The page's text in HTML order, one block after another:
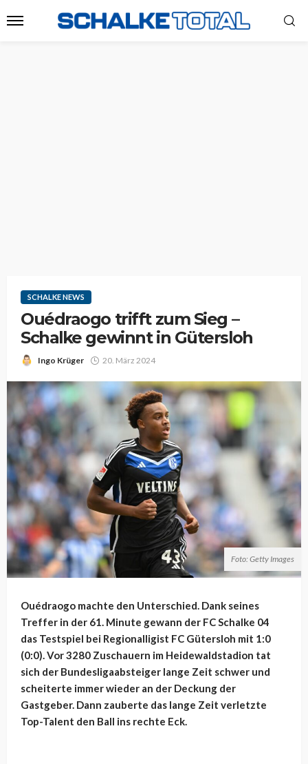
SCHALKE NEWS
Ouédraogo trifft zum Sieg –
Schalke gewinnt in Gütersloh
Ingo Krüger 20. März 2024
Foto: Getty Images
Ouédraogo machte den Unterschied. Dank seines
Treffer in der 61. Minute gewann der FC Schalke 04
das Testspiel bei Regionalligist FC Gütersloh mit 1:0
(0:0). Vor 3280 Zuschauern im Heidewaldstadion tat
sich der Bundesligaabsteiger lange Zeit schwer und
scheiterte immer wieder an der Deckung der
Gastgeber. Dann zauberte das lange Zeit verletzte
Top-Talent den Ball ins rechte Eck.